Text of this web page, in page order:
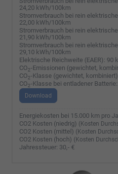
24,20 kWh/100km
Stromverbrauch bei rein
22,00 kWh/100km
Stromverbrauch bei rein
21,90 kWh/100km
Stromverbrauch bei rein
29,10 kWh/100km
Elektrische Reichweite (EAER): 90
CO2-Emissionen (gewichtet,
CO2-Klasse (gewichtet,
CO2-Klasse bei entladener Batterie:
Download
Energiekosten bei 15.000 km pro
CO2 Kosten (niedrig) (Kosten
CO2 Kosten (mittel) (Kosten
CO2 Kosten (hoch) (Kosten
Jahressteuer: 30,- €